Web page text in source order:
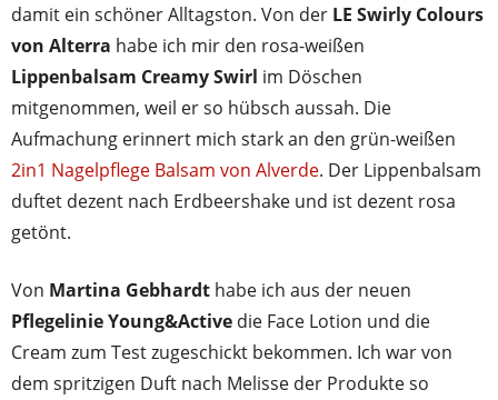
damit ein schöner Alltagston. Von der LE Swirly Colours
von Alterra habe ich mir den rosa-weißen
Lippenbalsam Creamy Swirl im Döschen
mitgenommen, weil er so hübsch aussah. Die
Aufmachung erinnert mich stark an den grün-weißen
2in1 Nagelpflege Balsam von Alverde. Der Lippenbalsam
duftet dezent nach Erdbeershake und ist dezent rosa
getönt.
Von Martina Gebhardt habe ich aus der neuen
Pflegelinie Young&Active die Face Lotion und die
Cream zum Test zugeschickt bekommen. Ich war von
dem spritzigen Duft nach Melisse der Produkte so